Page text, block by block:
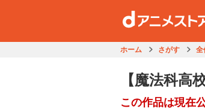
ホーム さがす 全
【魔法科高
この作品は現在